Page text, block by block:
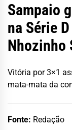
Sampaio
na Série
Nhozinho
Vitória por 3×1
mata-mata da
Fonte: Redação